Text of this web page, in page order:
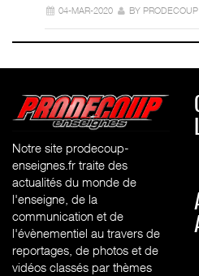
04-MAR-2020 BY
Notre site prodecoup-
enseignes.fr traite des
actualités du monde de
l'enseigne, de la
communication et de
l'évènementiel au travers de
reportages, de photos et de
vidéos classés par thèmes